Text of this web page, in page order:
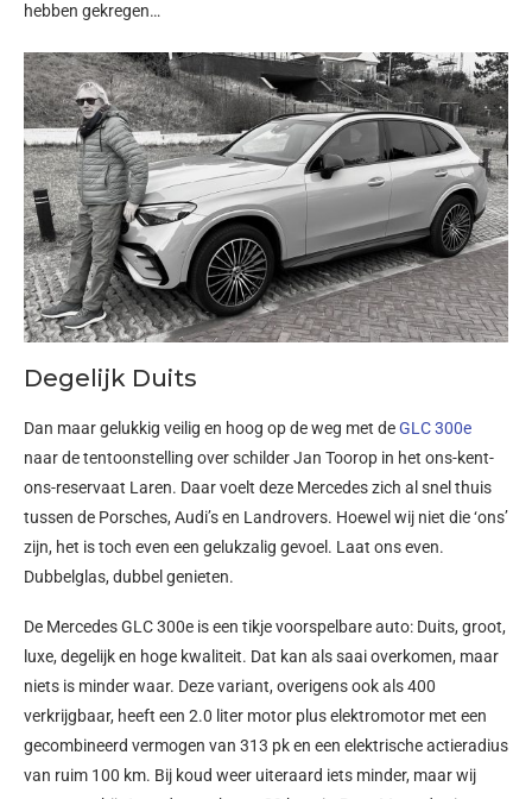
hebben gekregen…
Degelijk Duits
Dan maar gelukkig veilig en hoog op de weg met deGLC 300e
naar de tentoonstelling over schilder Jan Toorop in het ons-kent-
ons-reservaat Laren. Daar voelt deze Mercedes zich al snel thuis
tussen de Porsches, Audi’s en Landrovers. Hoewel wij niet die ‘ons’
zijn, het is toch even een gelukzalig gevoel. Laat ons even.
Dubbelglas, dubbel genieten.
De Mercedes GLC 300e is een tikje voorspelbare auto: Duits, groot,
luxe, degelijk en hoge kwaliteit. Dat kan als saai overkomen, maar
niets is minder waar. Deze variant, overigens ook als 400
verkrijgbaar, heeft een 2.0 liter motor plus elektromotor met een
gecombineerd vermogen van 313 pk en een elektrische actieradius
van ruim 100 km. Bij koud weer uiteraard iets minder, maar wij